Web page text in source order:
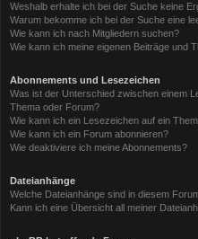
Weshalb erhalte ich bei der Suche keine
Warum bekomme ich bei der Suche eine
Wie kann ich nach Mitgliedern suchen?
Wie kann ich meine eigenen Beiträge und
Abonnements und Lesezeichen
Was ist der Unterschied zwischen einem
Thema oder Forum?
Wie kann ich ein Lesezeichen auf ein
Wie kann ich ein Forum abonnieren?
Wie deaktiviere ich meine Abonnements?
Dateianhänge
Welche Dateianhänge sind in diesem
Kann ich eine Übersicht all meiner